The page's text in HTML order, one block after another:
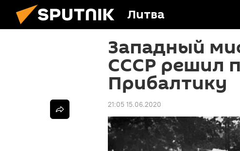
Литва
Западный
СССР решил
Прибалтику
21:05 15.06.2020